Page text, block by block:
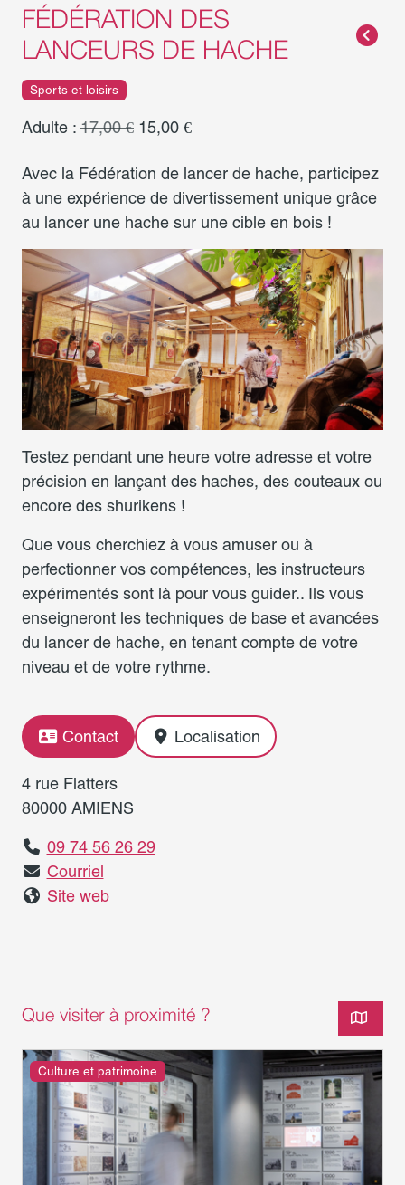
FÉDÉRATION DES
LANCEURS DE HACHE
Sports et loisirs
Adulte : 17,00 € 15,00 €
Avec la Fédération de lancer de hache, participez
à une expérience de divertissement unique grâce
au lancer une hache sur une cible en bois !
Testez pendant une heure votre adresse et votre
précision en lançant des haches, des couteaux ou
encore des shurikens !
Que vous cherchiez à vous amuser ou à
perfectionner vos compétences, les instructeurs
expérimentés sont là pour vous guider.. Ils vous
enseigneront les techniques de base et avancées
du lancer de hache, en tenant compte de votre
niveau et de votre rythme.
Contact Localisation
4 rue Flatters
80000 AMIENS
09 74 56 26 29
Courriel
Site web
Que visiter à proximité ?
Culture et patrimoine